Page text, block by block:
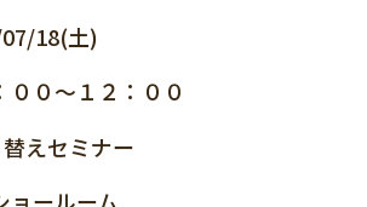
18(土)
００～１２：００
えセミナー